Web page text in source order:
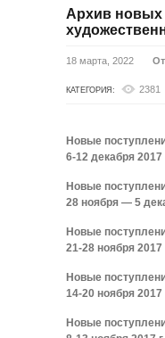
Архив новых
18 марта, 2022
КАТЕГОРИЯ: 2381
Новые
6-12 декабря 2017
Новые
28 ноября — 5
Новые
21-28 ноября 2017
Новые
14-20 ноября 2017
Новые